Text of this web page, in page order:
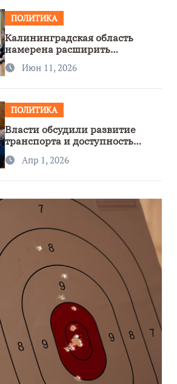
ПОЛИТИКА
Калининградская область
намерена расширить
сотрудничество с Узбекистаном
Июн 11, 2026
ПОЛИТИКА
Власти обсудили развитие
транспорта и доступность
региона
Апр 1, 2026